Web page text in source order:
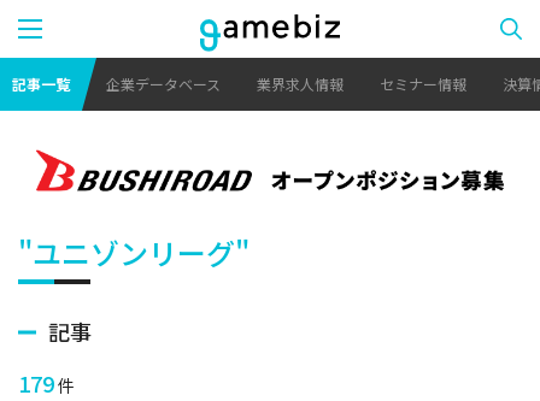
記事一覧 企業データベース 業界求人情報 セミナー情報 決算
"ユニゾンリーグ"
記事
179件